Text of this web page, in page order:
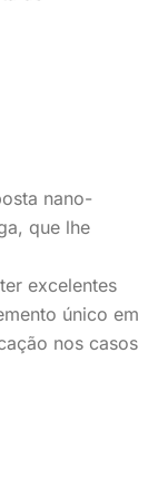
nano-
que lhe
excelentes
único em
nos casos